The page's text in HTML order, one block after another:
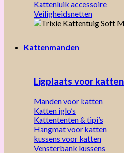
Kattenluik accessoire
Veiligheidsnetten
Kattenmanden
Ligplaats voor katten
Manden voor katten
Katten iglo’s
Kattententen & tipi’s
Hangmat voor katten
kussens voor katten
Vensterbank kussens